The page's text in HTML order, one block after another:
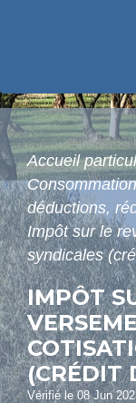
Accueil
déductions,
Impôt sur le
syndicales
IMPÔT
(CRÉDIT
Vérifié le 08 Jun